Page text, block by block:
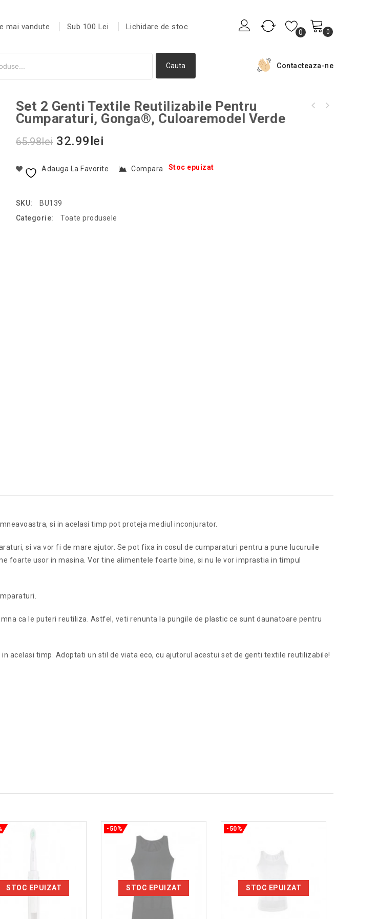
mai vandute Sub 100 Lei Lichidare de stoc
0 0
Contacteaza-ne
Set 2 Genti Textile Reutilizabile Pentru
Cumparaturi, Gonga®, Culoaremodel Verde
65.98lei 32.99 lei
Stoc epuizat
Adauga La Favorite Compara
SKU:
BU139
Categorie:
Toate produsele
si in acelasi timp pot proteja mediul inconjurator.
si va vor fi de mare ajutor. Se pot fixa in cosul de cumparaturi pentru a pune lucuruile
foarte usor in masina. Vor tine alimentele foarte bine, si nu le vor imprastia in timpul
ca le puteri reutiliza. Astfel, veti renunta la pungile de plastic ce sunt daunatoare pentru
acelasi timp. Adoptati un stil de viata eco, cu ajutorul acestui set de genti textile reutilizabile!
STOC EPUIZAT STOC EPUIZAT
-50%
STOC EPUIZAT
-50%